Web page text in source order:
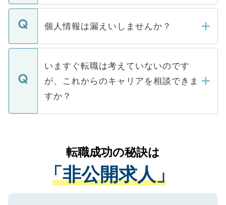
ません。
■応募殺到を避けるため 人気のある医療機
関を公にしてしまうと、応募が殺到する場
に、医療機関が求める条件に合った人材の
みを人材紹介会社に依頼するケースが増え
ています。
転職・入職を強要することは一切ありませ
ん。また、仮に応募先から内定をいただい
定を承諾する必要はありません。内定先へ
の辞退の連絡はキャリアパートナーが行い
個人情報は漏えいしませんか？
個人情報が漏えいすることはありませんの
で、ご安心ください。当サイトからの登録
などで収集したご登録者様の個人情報は、
ご本人のキャリアアップおよび転職活動の
支援を目的に使用いたします。お預かりし
ているすべての個人データはご本人の許可
は、個人情報の取り扱いについての厳密な
管理基準を満たした事業者のみに付与され
る、プライバシーマークを取得済みです。
いますぐ転職は考えていないのです
が、これからのキャリアを相談できま
すか？
かがいして、現在の医療機関の状況や紹介
経験をまじえながら、適切なアドバイスを
させていただきます。すぐにご転職をされ
ない方には、長期的なサポートが可能です
ので、まずはご登録ください。
転職成功の秘訣は
「非公開求人」